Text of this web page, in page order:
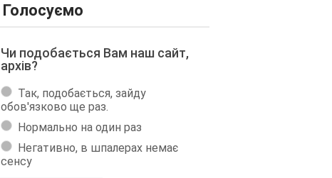
Голосуємо
Чи подобається Вам наш сайт,
архів?
Так, подобається, зайду
обов'язково ще раз.
Нормально на один раз
Негативно, в шпалерах немає
сенсу